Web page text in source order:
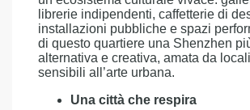
librerie indipendenti, caffetterie di
installazioni pubbliche e spazi
di questo quartiere una Shenzhen
alternativa e creativa, amata da
sensibili all’arte urbana.
Una città che respira